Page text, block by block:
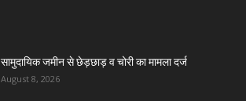
सामुदायिक जमीन से छेड़छाड़ व चोरी का मामला दर्ज
August 8, 2026